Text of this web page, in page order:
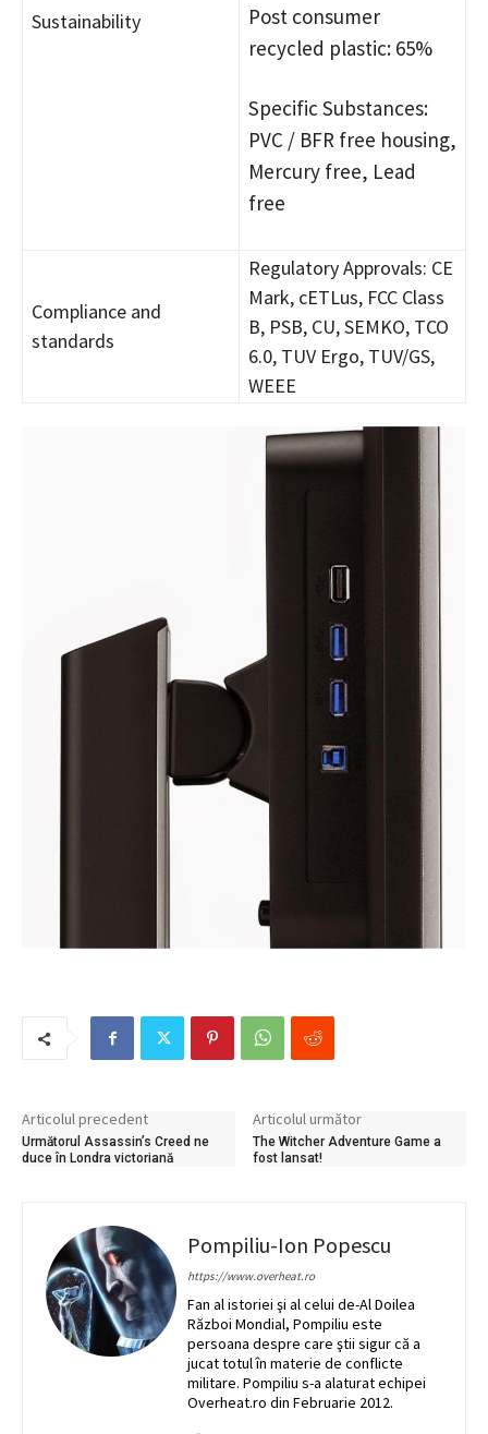
Sustainability
Post consumer
recycled plastic: 65%
Specific Substances:
PVC / BFR free housing,
Mercury free, Lead
free
Compliance and
standards
Regulatory Approvals: CE
Mark, cETLus, FCC Class
B, PSB, CU, SEMKO, TCO
6.0, TUV Ergo, TUV/GS,
WEEE
Articolul precedent
Următorul Assassin’s Creed ne
duce în Londra victoriană
Articolul următor
The Witcher Adventure Game a
fost lansat!
Pompiliu-Ion Popescu
https://www.overheat.ro
Fan al istoriei şi al celui de-Al Doilea
Război Mondial, Pompiliu este
persoana despre care ştii sigur că a
jucat totul în materie de conflicte
militare. Pompiliu s-a alaturat echipei
Overheat.ro din Februarie 2012.